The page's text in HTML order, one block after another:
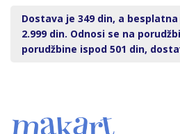
Dostava je 349 din, a
2.999 din. Odnosi se na
porudžbine ispod 501 din,